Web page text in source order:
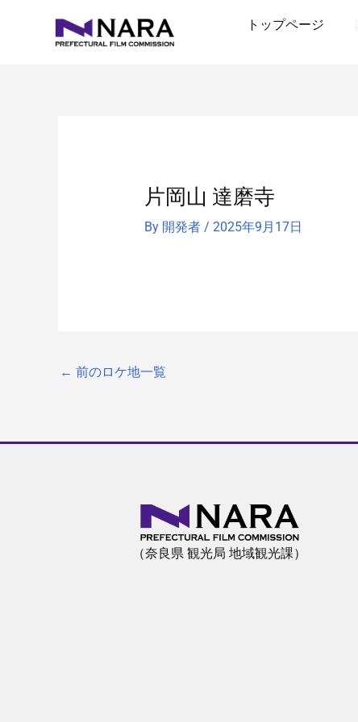
トップページ
片岡山 達磨寺
By 開発者 / 2025年9月17日
← 前のロケ地一覧
（奈良県 観光局 地域観光課）